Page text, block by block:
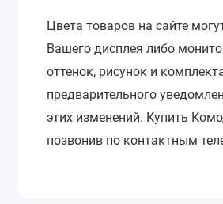
Цвета товаров на сайте
Вашего дисплея либо
оттенок, рисунок и
предварительного
этих изменений. Купить
позвонив по контактным